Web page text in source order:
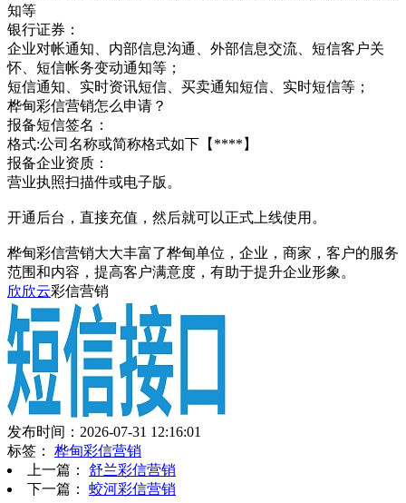
知等
银行证券：
企业对帐通知、内部信息沟通、外部信息交流、短信客户关
怀、短信帐务变动通知等；
短信通知、实时资讯短信、买卖通知短信、实时短信等；
桦甸彩信营销怎么申请？
报备短信签名：
格式:公司名称或简称格式如下【****】
报备企业资质：
营业执照扫描件或电子版。
开通后台，直接充值，然后就可以正式上线使用。
桦甸彩信营销大大丰富了桦甸单位，企业，商家，客户的服务
范围和内容，提高客户满意度，有助于提升企业形象。
欣欣云彩信营销
发布时间：2026-07-31 12:16:01
标签： 桦甸彩信营销
上一篇： 舒兰彩信营销
下一篇： 蛟河彩信营销